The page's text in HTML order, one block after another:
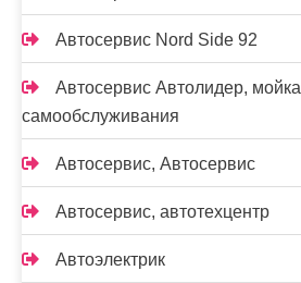
Автосервис Nord Side 92
Автосервис Автолидер, мойка
самообслуживания
Автосервис, Автосервис
Автосервис, автотехцентр
Автоэлектрик